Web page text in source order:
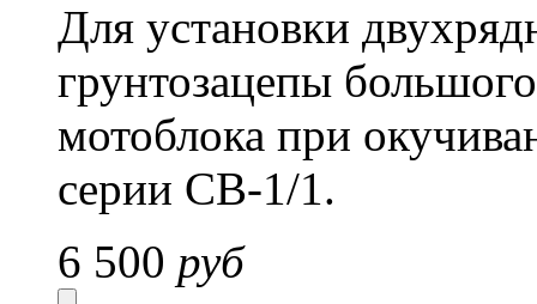
Для установки
грунтозацепы
мотоблока при
серии СВ-1/1.
6 500 руб